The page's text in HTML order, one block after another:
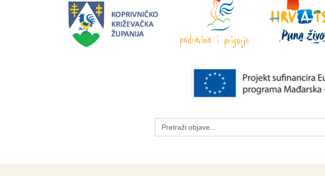
Search
for: